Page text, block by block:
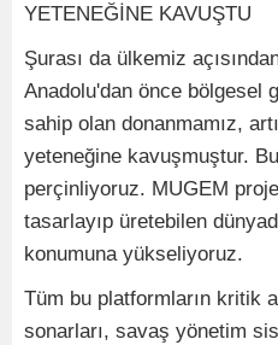
YETENEĞİNE KAVUŞTU
Şurası da ülkemiz
Anadolu'dan önce bölgesel
sahip olan donanmamız,
yeteneğine kavuşmuştur.
perçinliyoruz. MUGEM
tasarlayıp üretebilen
konumuna yükseliyoruz.
Tüm bu platformların kritik
sonarları, savaş yönetim